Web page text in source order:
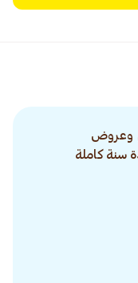
وعروض
سنة كاملة